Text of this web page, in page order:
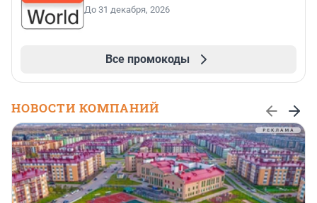
До 31 декабря, 2026
Все промокоды
НОВОСТИ КОМПАНИЙ